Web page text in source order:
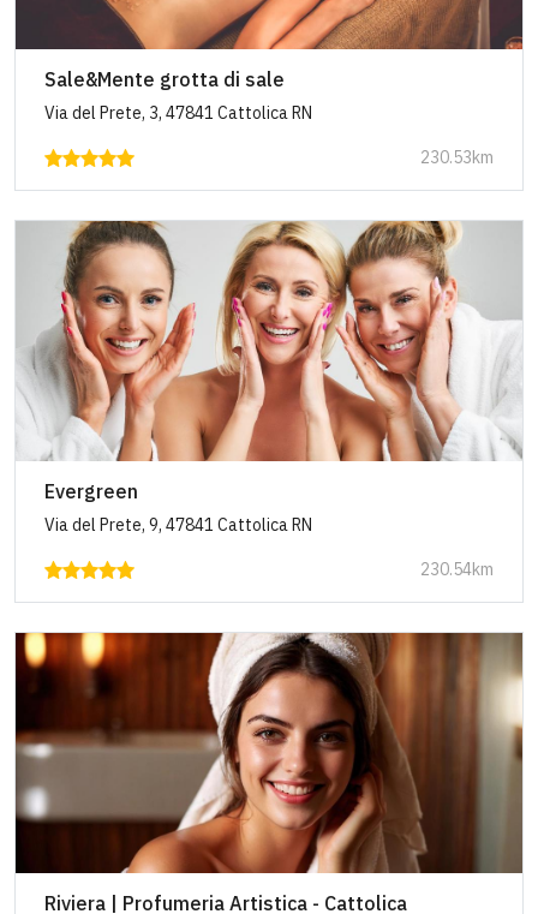
Sale&Mente grotta di sale
Via del Prete, 3, 47841 Cattolica RN
230.53km
Evergreen
Via del Prete, 9, 47841 Cattolica RN
230.54km
Riviera | Profumeria Artistica - Cattolica